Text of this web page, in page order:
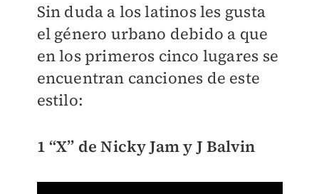
Sin duda a los latinos les gusta
el género urbano debido a que
en los primeros cinco lugares se
encuentran canciones de este
estilo:
1 “X” de Nicky Jam y J Balvin